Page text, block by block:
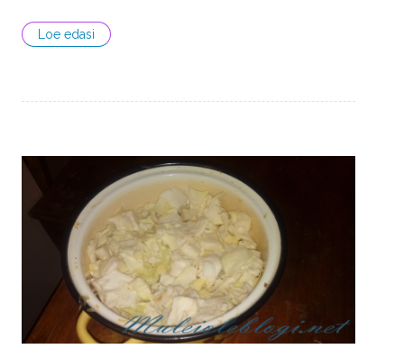
Loe edasi